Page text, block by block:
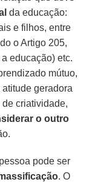
da educação:
e filhos, entre
o Artigo 205,
educação) etc.
mútuo,
geradora
criatividade,
o outro
pode ser
. O